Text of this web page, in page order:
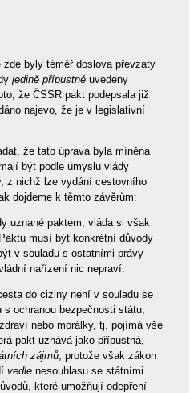
byly téměř doslova převzaty
jedině přípustnéuvedeny
že ČSSR pakt podepsala již
najevo, že je v legislativní
že tato úprava byla míněna
být podle úmyslu vlády
z nichž lze vydání cestovního
dojdeme k těmto závěrům:
uznané paktem, vláda si však
musí být konkrétní důvody
v souladu s ostatními právy
nařízení nic nepraví.
do ciziny není v souladu se
ochranou bezpečnosti státu,
nebo morálky, tj. pojímá vše
pakt uznává jako přípustná,
zájmů; protože však zákon
vedlenesouhlasu se státními
které umožňují odepření